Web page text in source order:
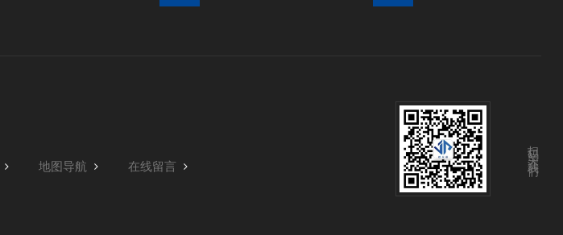
地图导航 在线留言
扫码关注我们